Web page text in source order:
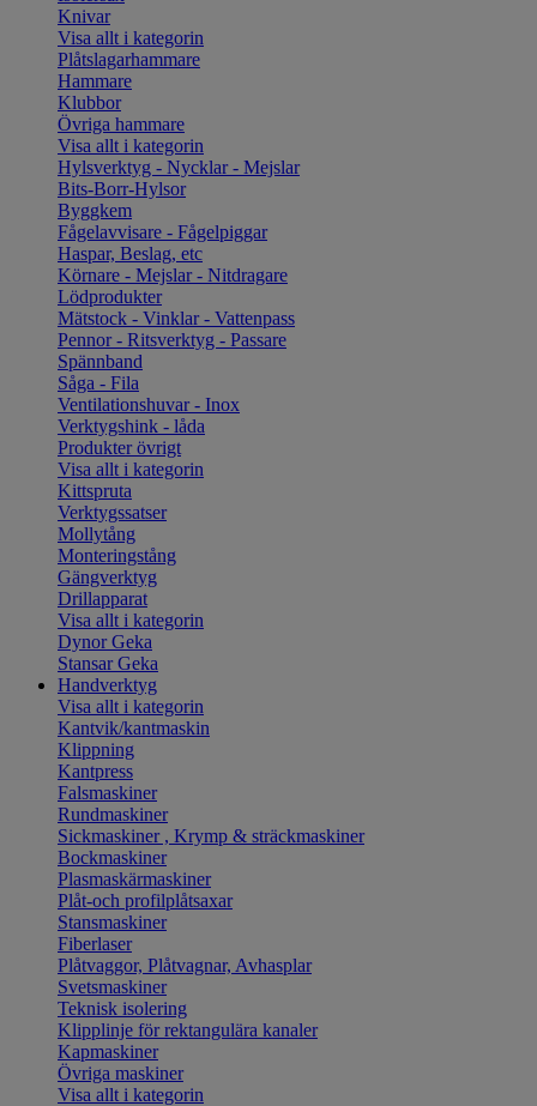
Knivar
Visa allt i kategorin
Plåtslagarhammare
Hammare
Klubbor
Övriga hammare
Visa allt i kategorin
Hylsverktyg - Nycklar - Mejslar
Bits-Borr-Hylsor
Byggkem
Fågelavvisare - Fågelpiggar
Haspar, Beslag, etc
Körnare - Mejslar - Nitdragare
Lödprodukter
Mätstock - Vinklar - Vattenpass
Pennor - Ritsverktyg - Passare
Spännband
Såga - Fila
Ventilationshuvar - Inox
Verktygshink - låda
Produkter övrigt
Visa allt i kategorin
Kittspruta
Verktygssatser
Mollytång
Monteringstång
Gängverktyg
Drillapparat
Visa allt i kategorin
Dynor Geka
Stansar Geka
Handverktyg
Visa allt i kategorin
Kantvik/kantmaskin
Klippning
Kantpress
Falsmaskiner
Rundmaskiner
Sickmaskiner , Krymp & sträckmaskiner
Bockmaskiner
Plasmaskärmaskiner
Plåt-och profilplåtsaxar
Stansmaskiner
Fiberlaser
Plåtvaggor, Plåtvagnar, Avhasplar
Svetsmaskiner
Teknisk isolering
Klipplinje för rektangulära kanaler
Kapmaskiner
Övriga maskiner
Visa allt i kategorin